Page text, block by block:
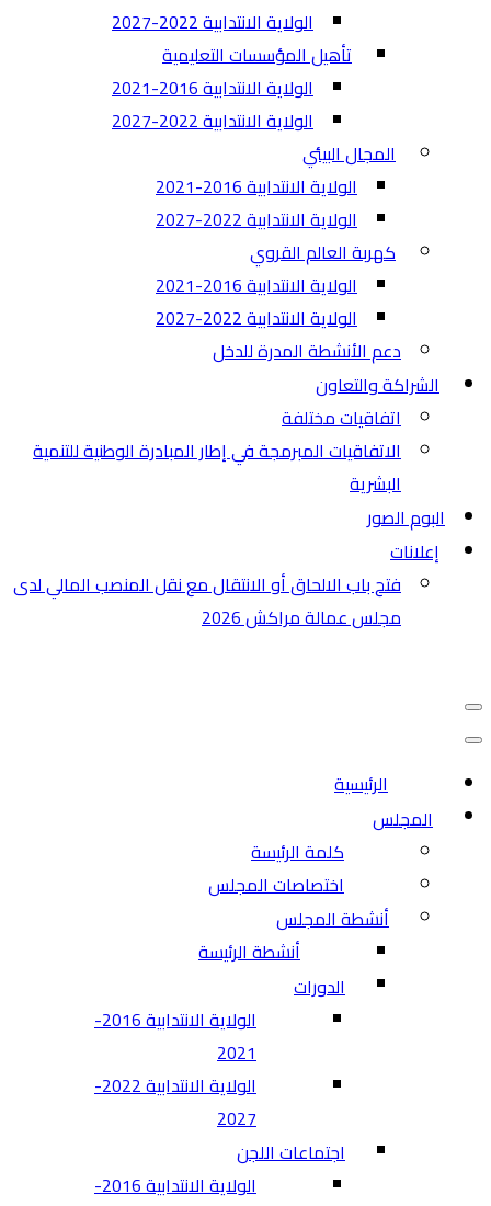
الولاية الانتدابية 2022-2027
تأهيل المؤسسات التعليمية
الولاية الانتدابية 2016-2021
الولاية الانتدابية 2022-2027
المجال البيئي
الولاية الانتدابية 2016-2021
الولاية الانتدابية 2022-2027
كهربة العالم القروي
الولاية الانتدابية 2016-2021
الولاية الانتدابية 2022-2027
دعم الأنشطة المدرة للدخل
الشراكة والتعاون
اتفاقيات مختلفة​
الاتفاقيات المبرمجة في إطار المبادرة الوطنية للتنمية
البشرية
البوم الصور
إعلانات
فتح باب الالحاق أو الانتقال مع نقل المنصب المالي لدى
مجلس عمالة مراكش 2026
قائمة
قائمة
الرئيسية
المجلس
كلمة الرئيسة
اختصاصات المجلس
أنشطة المجلس
أنشطة الرئيسة
الدورات
الولاية الانتدابية 2016-
2021
الولاية الانتدابية 2022-
2027
اجتماعات اللجن
الولاية الانتدابية 2016-